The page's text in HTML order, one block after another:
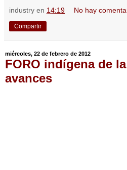
industry en 14:19 No hay
Compartir
miércoles, 22 de febrero de 2012
FORO indígena de
avances